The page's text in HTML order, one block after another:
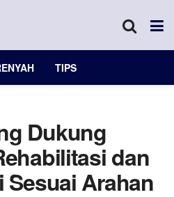
TIPS
Dukung
dan
Arahan